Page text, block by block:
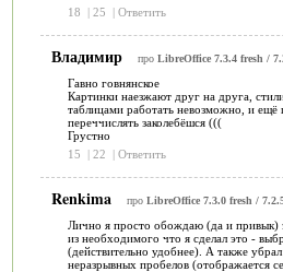
18
| 25 | Ответить
Владимир про LibreOffice 7.3.4 fresh /
Гавно говнянское
Картинки наезжают друг на друга,
таблицами работать невозможно, и ещё
переччислять заколебёшся (((
Грустно
15
| 22 | Ответить
Renkima про LibreOffice 7.3.0 fresh /
Лично я просто обождаю (да и привык)
из необходимого что я сделал это -
(действительно удобнее). А также
неразрывных пробелов (отображается